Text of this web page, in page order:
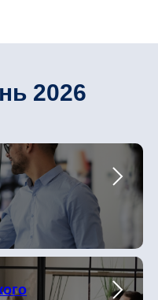
2026